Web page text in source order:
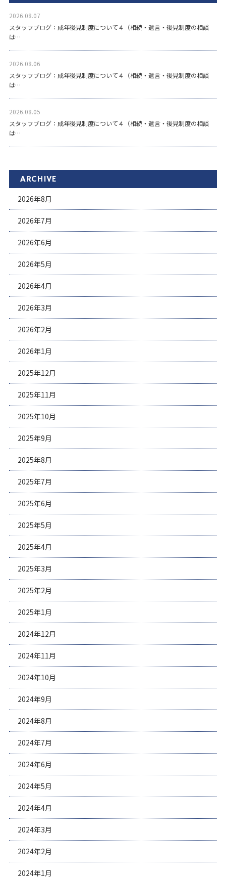
2026.08.07
スタッフブログ：成年後見制度について４（相続・遺言・後見制度の相談
は…
2026.08.06
スタッフブログ：成年後見制度について４（相続・遺言・後見制度の相談
は…
2026.08.05
スタッフブログ：成年後見制度について４（相続・遺言・後見制度の相談
は…
ARCHIVE
2026年8月
2026年7月
2026年6月
2026年5月
2026年4月
2026年3月
2026年2月
2026年1月
2025年12月
2025年11月
2025年10月
2025年9月
2025年8月
2025年7月
2025年6月
2025年5月
2025年4月
2025年3月
2025年2月
2025年1月
2024年12月
2024年11月
2024年10月
2024年9月
2024年8月
2024年7月
2024年6月
2024年5月
2024年4月
2024年3月
2024年2月
2024年1月